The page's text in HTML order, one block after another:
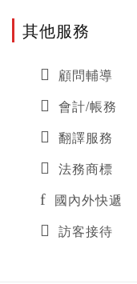
其他服務
顧問輔導
會計/帳務
翻譯服務
法務商標
國內外快遞
訪客接待